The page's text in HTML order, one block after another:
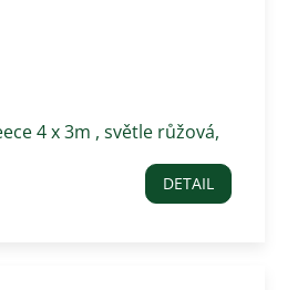
4 x 3m , světle růžová,
DETAIL